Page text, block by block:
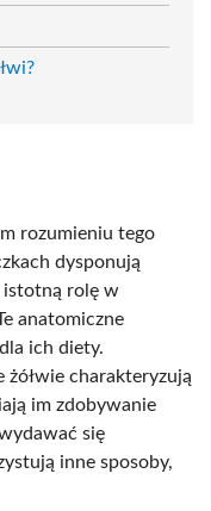
rozumieniu tego
dysponują
istotną rolę w
anatomiczne
ich diety.
żółwie charakteryzują
im zdobywanie
się
inne sposoby,